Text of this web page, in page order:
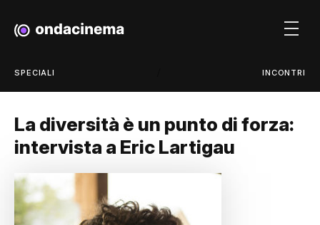
SPECIALI INCONTRI
La diversità è un punto di forza:
intervista a Eric Lartigau